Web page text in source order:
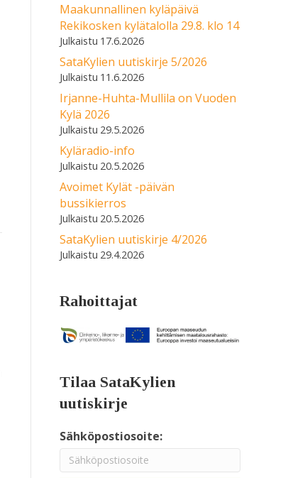
Maakunnallinen kyläpäivä
Rekikosken kylätalolla 29.8. klo 14
17.6.2026
SataKylien uutiskirje 5/2026
11.6.2026
Irjanne-Huhta-Mullila on Vuoden
Kylä 2026
29.5.2026
Kyläradio-info
20.5.2026
Avoimet Kylät -päivän
bussikierros
20.5.2026
SataKylien uutiskirje 4/2026
29.4.2026
Rahoittajat
Tilaa SataKylien
uutiskirje
Sähköpostiosoite: